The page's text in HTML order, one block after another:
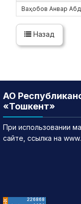
Ваҳобов Анвар
Назад
АО
«Тошкент»
При использовании
сайте, ссылка на